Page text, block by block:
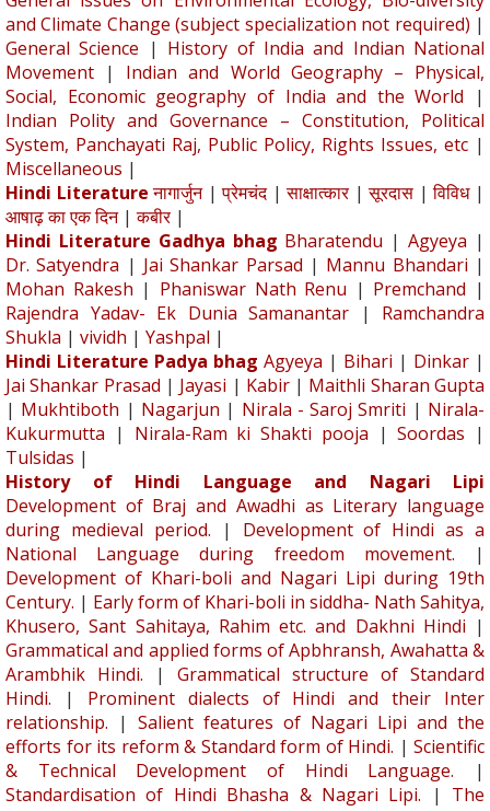
and Climate Change (subject specialization not required) |
General Science | History of India and Indian National
Movement | Indian and World Geography – Physical,
Social, Economic geography of India and the World |
Indian Polity and Governance – Constitution, Political
System, Panchayati Raj, Public Policy, Rights Issues, etc |
Miscellaneous |
Hindi Literature नागार्जुन|प्रेमचंद|साक्षात्कार|सूरदास |विविध|
आषाढ़ का एक दिन|कबीर|
Hindi Literature Gadhya bhag Bharatendu |Agyeya |
Dr. Satyendra | Jai Shankar Parsad | Mannu Bhandari |
Mohan Rakesh | Phaniswar Nath Renu | Premchand |
Rajendra Yadav- Ek Dunia Samanantar | Ramchandra
Shukla | vividh | Yashpal |
Hindi Literature Padya bhag Agyeya | Bihari | Dinkar |
Jai Shankar Prasad | Jayasi | Kabir| Maithli Sharan Gupta
| Mukhtiboth | Nagarjun | Nirala - Saroj Smriti | Nirala-
Kukurmutta | Nirala-Ram ki Shakti pooja |Soordas |
Tulsidas |
History of Hindi Language and Nagari Lipi
Development of Braj and Awadhi as Literary language
during medieval period. | Development of Hindi as a
National Language during freedom movement. |
Development of Khari-boli and Nagari Lipi during 19th
Century. | Early form of Khari-boli in siddha- Nath Sahitya,
Khusero, Sant Sahitaya, Rahim etc. and Dakhni Hindi |
Grammatical and applied forms of Apbhransh, Awahatta &
Arambhik Hindi. | Grammatical structure of Standard
Hindi. | Prominent dialects of Hindi and their Inter
relationship. | Salient features of Nagari Lipi and the
efforts for its reform & Standard form of Hindi. | Scientific
& Technical Development of Hindi Language. |
Standardisation of Hindi Bhasha & Nagari Lipi. | The